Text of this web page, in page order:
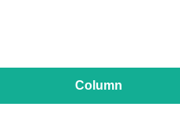
Column